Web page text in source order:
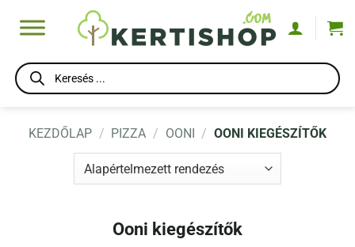
Products
search
KEZDŐLAP / PIZZA / OONI / OONI KIEGÉSZÍTŐK
Ooni kiegészítők